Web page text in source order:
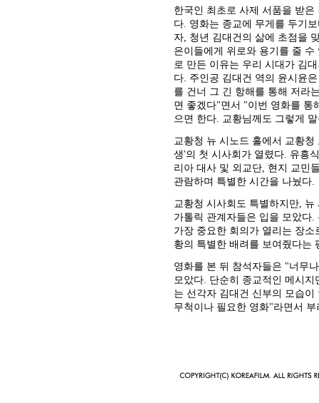
한국인 최초로 사제 서품을 받
다. 영화는 종교에 무게를 두기
자, 청년 김대건의 삶에 초점을
은이들에게 위로와 용기를 줄
로 만든 이유는 우리 시대가 김
다. 주인공 김대건 역의 윤시윤
를 건너 그 긴 항해를 통해 저라
면 좋겠다"면서 "이번 영화를 통
으면 한다. 교황님께도 그렇게
교황청 뉴 시노드 홀에서 교황
생'의 첫 시사회가 열렸다. 유흥
리아 대사 및 외교단, 현지 교민
관람하며 특별한 시간을 나눴다.
교황청 시사회도 특별하지만,
가톨릭 관계자들은 입을 모았다
가장 중요한 회의가 열리는 장
황의 특별한 배려를 보여줬다는
영화를 본 뒤 참석자들은 "너무
모았다. 단순히 종교적인 메시
는 선각자 김대건 신부의 모습
무척이나 필요한 영화"라면서